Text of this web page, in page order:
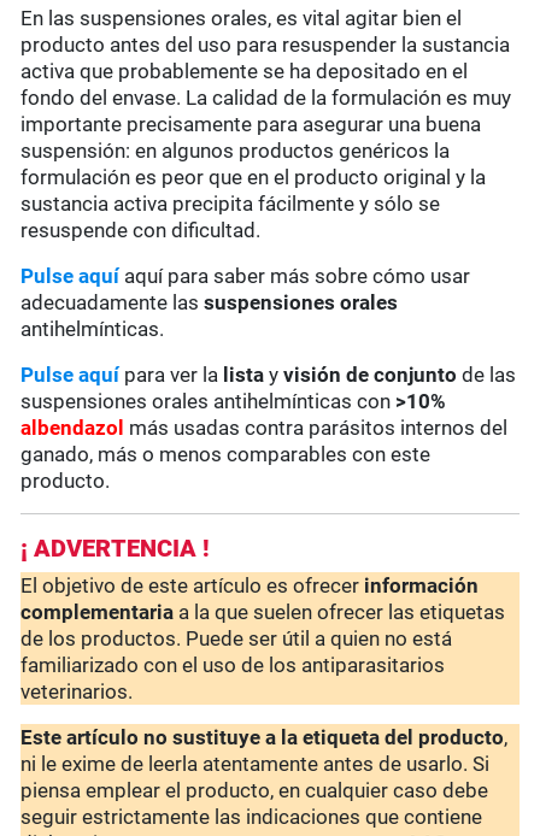
En las suspensiones orales, es vital agitar bien el
producto antes del uso para resuspender la sustancia
activa que probablemente se ha depositado en el
fondo del envase. La calidad de la formulación es muy
importante precisamente para asegurar una buena
suspensión: en algunos productos genéricos la
formulación es peor que en el producto original y la
sustancia activa precipita fácilmente y sólo se
resuspende con dificultad.
Pulse aquí aquí para saber más sobre cómo usar
adecuadamente lassuspensiones orales
antihelmínticas.
Pulse aquípara ver la lista yvisión de conjunto de las
suspensiones orales antihelmínticas con >10%
albendazol más usadas contra parásitos internos del
ganado, más o menos comparables con este
producto.
¡ ADVERTENCIA !
El objetivo de este artículo es ofrecer información
complementaria a la que suelen ofrecer las etiquetas
de los productos. Puede ser útil a quien no está
familiarizado con el uso de los antiparasitarios
veterinarios.
Este artículo no sustituye a la etiqueta del producto,
ni le exime de leerla atentamente antes de usarlo. Si
piensa emplear el producto, en cualquier caso debe
seguir estrictamente las indicaciones que contiene